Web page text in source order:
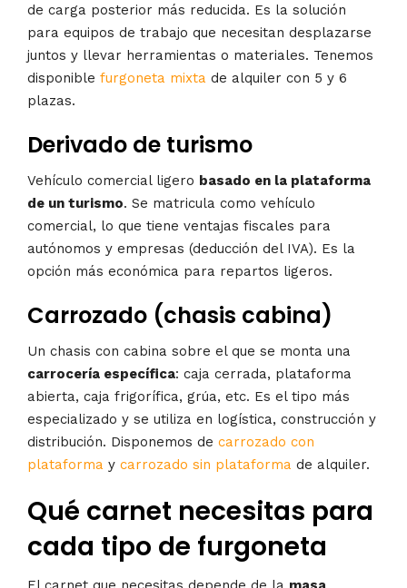
de carga posterior más reducida. Es la solución
para equipos de trabajo que necesitan desplazarse
juntos y llevar herramientas o materiales. Tenemos
disponible furgoneta mixta de alquiler con 5 y 6
plazas.
Derivado de turismo
Vehículo comercial ligero basado en la plataforma
de un turismo. Se matricula como vehículo
comercial, lo que tiene ventajas fiscales para
autónomos y empresas (deducción del IVA). Es la
opción más económica para repartos ligeros.
Carrozado (chasis cabina)
Un chasis con cabina sobre el que se monta una
carrocería específica: caja cerrada, plataforma
abierta, caja frigorífica, grúa, etc. Es el tipo más
especializado y se utiliza en logística, construcción y
distribución. Disponemos de carrozado con
plataforma y carrozado sin plataforma de alquiler.
Qué carnet necesitas para
cada tipo de furgoneta